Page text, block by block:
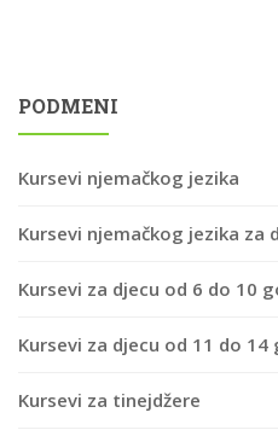
PODMENI
Kursevi njemačkog jezika
Kursevi njemačkog jezika za
Kursevi za djecu od 6 do 10
Kursevi za djecu od 11 do 14
Kursevi za tinejdžere